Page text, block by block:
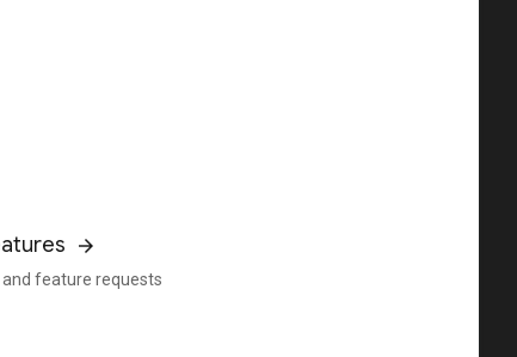
and feature requests